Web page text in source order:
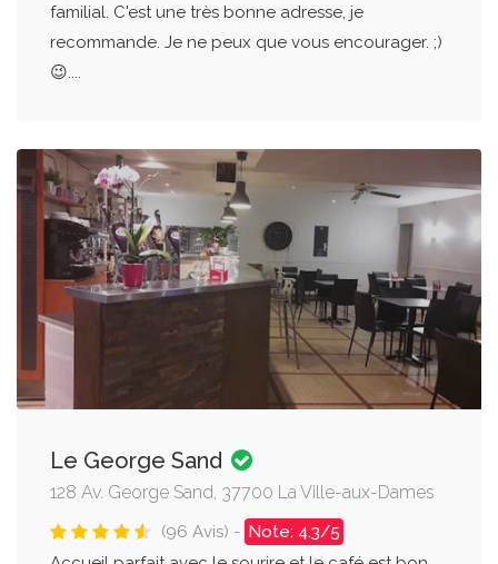
familial. C'est une très bonne adresse, je
recommande. Je ne peux que vous encourager. ;)
😉....
Le George Sand
128 Av. George Sand, 37700 La Ville-aux-Dames
(96 Avis) - Note: 4.3/5